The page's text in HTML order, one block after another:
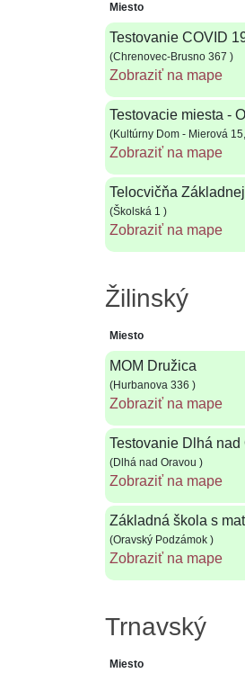
Miesto
Testovanie COVID
(Chrenovec-Brusno 367 )
Zobraziť na mape
Testovacie miesta -
(Kultúrny Dom - Mierová
Zobraziť na mape
Telocvičňa
(Školská 1 )
Zobraziť na mape
Žilinský
Miesto
MOM Družica
(Hurbanova 336 )
Zobraziť na mape
Testovanie Dlhá
(Dlhá nad Oravou )
Zobraziť na mape
Základná škola s
(Oravský Podzámok )
Zobraziť na mape
Trnavský
Miesto